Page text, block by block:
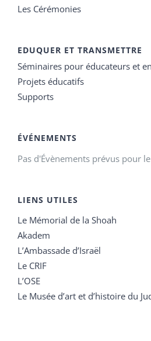
Les Cérémonies
EDUQUER ET TRANSMETTRE
Séminaires pour éducateurs et
Projets éducatifs
Supports
ÉVÉNEMENTS
Pas d'Évènements prévus pour
LIENS UTILES
Le Mémorial de la Shoah
Akadem
L’Ambassade d’Israël
Le CRIF
L’OSE
Le Musée d’art et d’histoire du